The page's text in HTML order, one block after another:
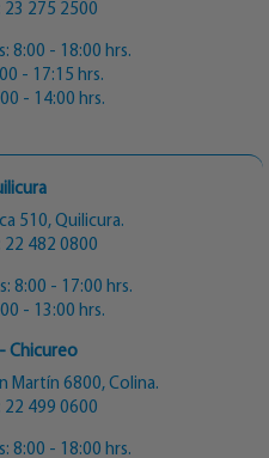
23 275 2500
8:00 - 18:00 hrs.
- 17:15 hrs.
- 14:00 hrs.
510, Quilicura.
22 482 0800
8:00 - 17:00 hrs.
- 13:00 hrs.
Chicureo
Martín 6800, Colina.
22 499 0600
8:00 - 18:00 hrs.